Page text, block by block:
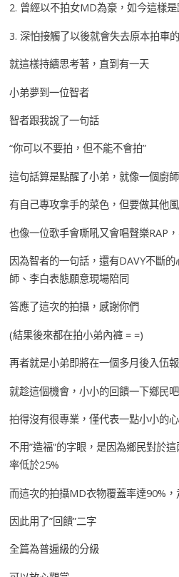
2. 曾經以不拍女MD為豪，如今這樣
3. 深怕接觸了以後就會失去原本拍車
就這樣持續思考著，直到有一天
小弟夢到一位智者
智者跟我說了一句話
“你可以不要拍，但不能不會拍”
這句話算是點醒了小弟，就像一個廚
有自己專攻拿手的菜色，但要做其他
也像一位歌手會嘶吼又會唱聲樂RAP
因為智者的一句話，還有DAVY不斷
師、李白表態願意現場陪同
答應了這次的拍攝，感謝你們
(結果後來都在拍小弟內褲 = =)
再者就是小弟即將在一個多月後入伍
就趁這個機會，小小的回饋一下鄉民吧
拍得沒有很專業，僅代表一點小小的
不用”造福”的字眼，是因為鄉民對於
率低於25%
而這次的拍攝MD衣物覆蓋率達90%，
因此用了”回饋”二字
全篇為普遍級的分級